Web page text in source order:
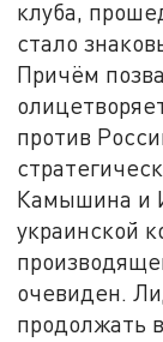
клуба,
стало
Причём
против
Камышина и
украинской
очевиден.
продолжать